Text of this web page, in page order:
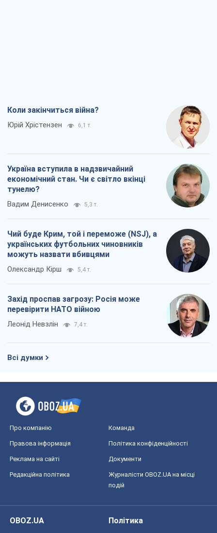
Коли закінчиться війна?
Юрій Хрістензен 6,1 т.
Україна вступила в надзвичайний
економічний стан. Чи є світло вкінці
тунелю?
Вадим Денисенко 5,3 т.
Чий буде Крим, той і переможе (NSJ), а
українських футбольних чиновників
можуть назвати вбивцями
Олександр Кірш 5,4 т.
Захід проспав загрозу: Росія може
перевірити НАТО війною
Леонід Невзлін 7,4 т.
Всі думки
Про компанію Команда
Правова інформація Політика конфіденційності
Реклама на сайті Документи
Редакційна політика
Журналісти OBOZ.UA на місці
подій
OBOZ.UA
Політика